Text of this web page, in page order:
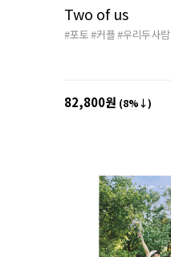
Two of us
#포토#커플#우리두사람
82,800원 (8%↓)